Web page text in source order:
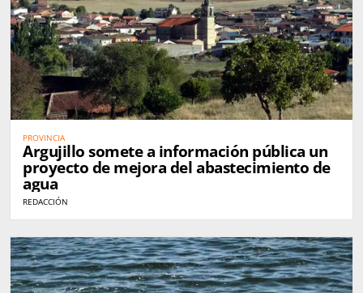
PROVINCIA
Argujillo somete a información pública un
proyecto de mejora del abastecimiento de
agua
REDACCIÓN